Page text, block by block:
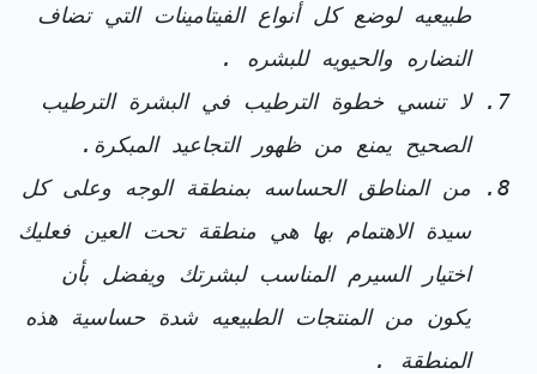
طبيعيه لوضع كل أنواع الفيتامينات التي تضاف
النضاره والحيويه للبشره .
لا تنسي خطوة الترطيب في البشرة الترطيب
الصحيح يمنع من ظهور التجاعيد المبكرة.
من المناطق الحساسه بمنطقة الوجه وعلى كل
سيدة الاهتمام بها هي منطقة تحت العين فعليك
اختيار السيرم المناسب لبشرتك ويفضل بأن
يكون من المنتجات الطبيعيه شدة حساسية هذه
المنطقة .